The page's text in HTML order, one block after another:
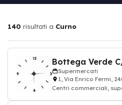
140 risultati a Curno
Bottega Verde
Supermercati
1, Via Enrico Fermi,
Centri commerciali,